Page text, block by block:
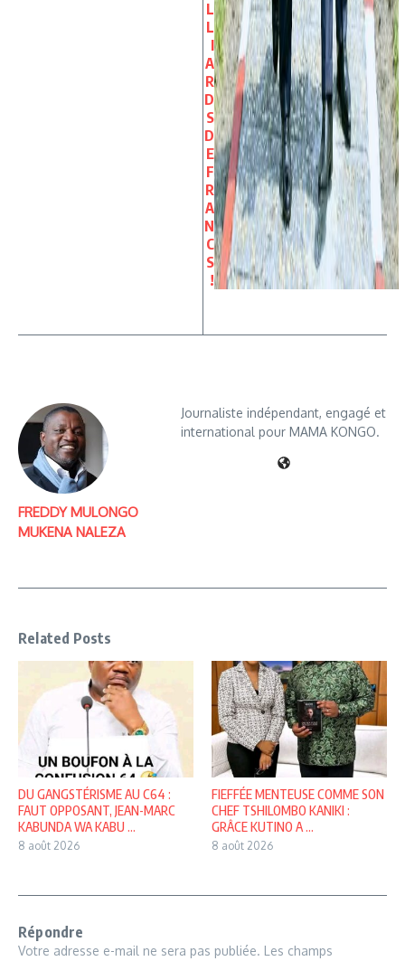
L
L
I
A
R
D
S
D
E
F
R
A
N
C
S
!
FREDDY MULONGO
MUKENA NALEZA
Journaliste indépendant, engagé et
international pour MAMA KONGO.
Related Posts
DU GANGSTÉRISME AU C64 :
FAUT OPPOSANT, JEAN-MARC
KABUNDA WA KABU ...
8 août 2026
FIEFFÉE MENTEUSE COMME SON
CHEF TSHILOMBO KANIKI :
GRÂCE KUTINO A ...
8 août 2026
Répondre
Votre adresse e-mail ne sera pas publiée. Les champs